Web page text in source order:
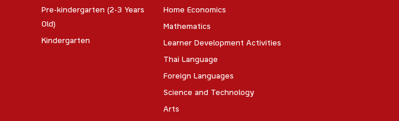
Pre-kindergarten (2-3 Years
Old)
Kindergarten
Home Economics
Mathematics
Learner Development Activities
Thai Language
Foreign Languages
Science and Technology
Arts